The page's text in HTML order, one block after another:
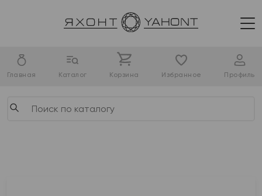
Главная Каталог Корзина Избранное Профиль